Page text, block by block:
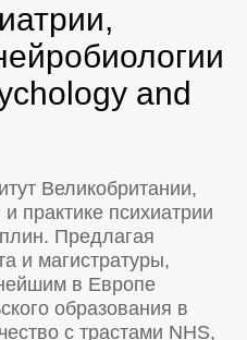
and
Великобритании,
практике психиатрии
Предлагая
и магистратуры,
в Европе
образования в
с трастами NHS,